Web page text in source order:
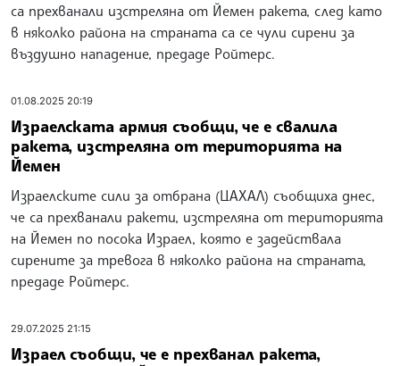
са прехванали изстреляна от Йемен ракета, след като
в няколко района на страната са се чули сирени за
въздушно нападение, предаде Ройтерс.
01.08.2025 20:19
Израелската армия съобщи, че е свалила
ракета, изстреляна от територията на
Йемен
Израелските сили за отбрана (ЦАХАЛ) съобщиха днес,
че са прехванали ракети, изстреляна от територията
на Йемен по посока Израел, която е задействала
сирените за тревога в няколко района на страната,
предаде Ройтерс.
29.07.2025 21:15
Израел съобщи, че е прехванал ракета,